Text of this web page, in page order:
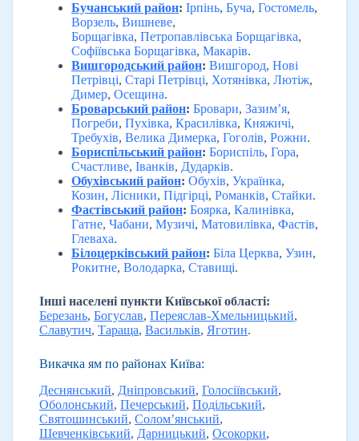
Бучанський район: Ірпінь, Буча, Гостомель,
Ворзель, Вишневе,
Борщагівка, Петропавлівська Борщагівка,
Софіївська Борщагівка, Макарів.
Вишгородський район: Вишгород, Нові
Петрівці, Старі Петрівці, Хотянівка, Лютіж,
Димер, Осещина.
Броварський район: Бровари, Зазим’я,
Погреби, Пухівка, Красилівка, Княжичі,
Требухів, Велика Димерка, Гоголів, Рожни.
Бориспільський район: Бориспіль, Гора,
Счастливе, Іванків, Дударків.
Обухівський район: Обухів, Українка,
Козин, Лісники, Підгірці, Романків, Стайки.
Фастівський район: Боярка, Калинівка,
Гатне, Чабани, Музичі, Матовилівка, Фастів,
Глеваха.
Білоцерківський район: Біла Церква, Узин,
Рокитне, Володарка, Ставищі.
Інші населені пункти Київської області:
Березань, Богуслав, Переяслав-Хмельницький,
Славутич, Тараща, Васильків, Яготин.
Викачка ям по районах Київа:
Деснянський, Дніпровський, Голосіївський,
Оболонський, Печерський, Подільський,
Святошинський, Солом’янський,
Шевченківський, Дарницький, Осокорки,